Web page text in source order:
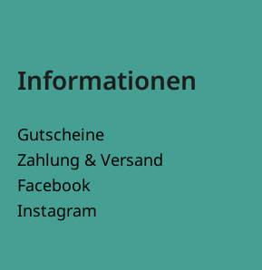
Informationen
Gutscheine
Zahlung & Versand
Facebook
Instagram